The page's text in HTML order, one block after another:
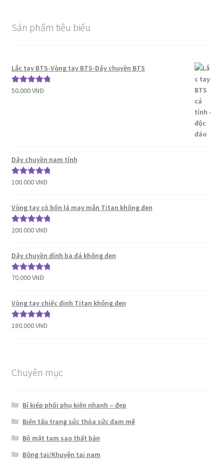
Sản phẩm tiêu biểu
Lắc tay BTS-Vòng tay BTS-Dây chuyền BTS
Được xếp
50.000VNĐ
Dây chuyền nam tính
Được xếp
sao
100.000VNĐ
Vòng tay cỏ bốn lá may mắn Titan không đen
Được xếp
sao
200.000VNĐ
Dây chuyền đính ba đá không đen
Được xếp
sao
70.000VNĐ
Vòng tay chiếc đinh Titan không đen
Được xếp
180.000VNĐ
Chuyên mục
Bí kiếp phối phụ kiện nhanh – đẹp
Biến tấu trang sức thỏa sức đam mê
Bộ mặt tam sao thất bản
Bông tai/Khuyên tai nam